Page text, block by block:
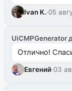
ms2galleryphp
Ivan K.·05
UiCMPGenerator
Отлично!
Евгений·03